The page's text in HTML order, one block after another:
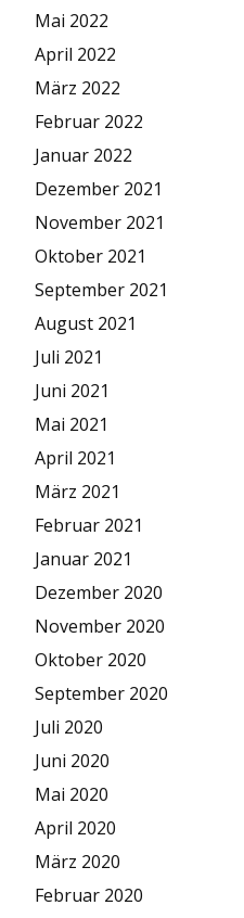
Mai 2022
April 2022
März 2022
Februar 2022
Januar 2022
Dezember 2021
November 2021
Oktober 2021
September 2021
August 2021
Juli 2021
Juni 2021
Mai 2021
April 2021
März 2021
Februar 2021
Januar 2021
Dezember 2020
November 2020
Oktober 2020
September 2020
Juli 2020
Juni 2020
Mai 2020
April 2020
März 2020
Februar 2020